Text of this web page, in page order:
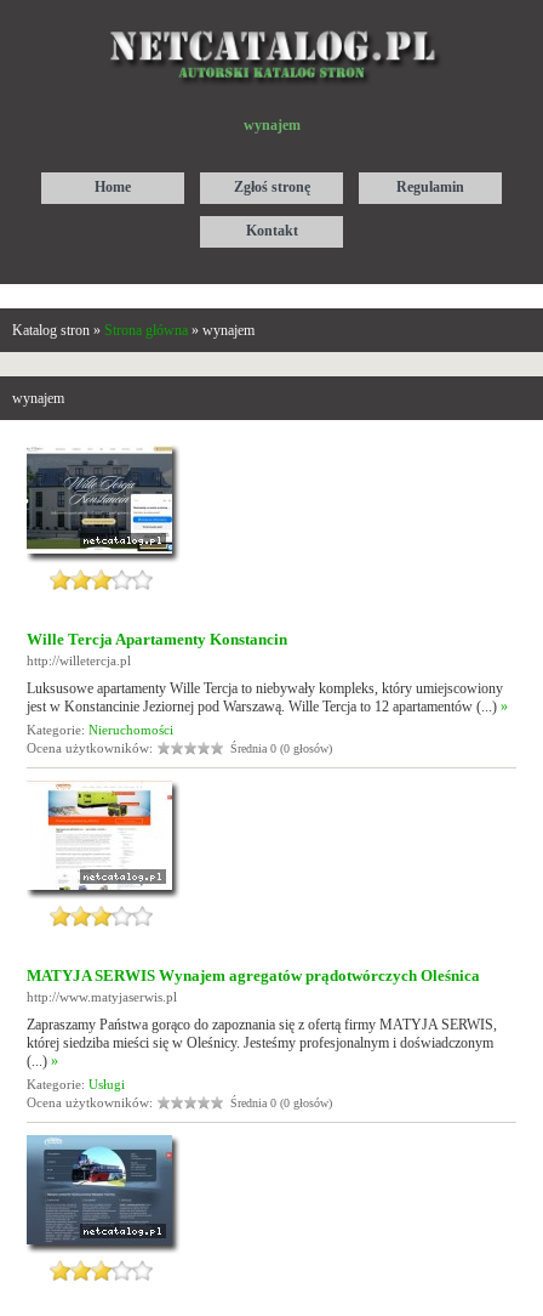
wynajem
Home Zgłoś stronę Regulamin
Kontakt
Katalog stron » Strona główna » wynajem
wynajem
Wille Tercja Apartamenty Konstancin
http://willetercja.pl
Luksusowe apartamenty Wille Tercja to niebywały kompleks, który umiejscowiony
jest w Konstancinie Jeziornej pod Warszawą. Wille Tercja to 12 apartamentów (...)»
Kategorie:Nieruchomości
Ocena użytkowników:
Średnia 0 (0 głosów)
MATYJA SERWIS Wynajem agregatów prądotwórczych Oleśnica
http://www.matyjaserwis.pl
Zapraszamy Państwa gorąco do zapoznania się z ofertą firmy MATYJA SERWIS,
której siedziba mieści się w Oleśnicy. Jesteśmy profesjonalnym i doświadczonym
(...)»
Kategorie:Usługi
Ocena użytkowników:
Średnia 0 (0 głosów)